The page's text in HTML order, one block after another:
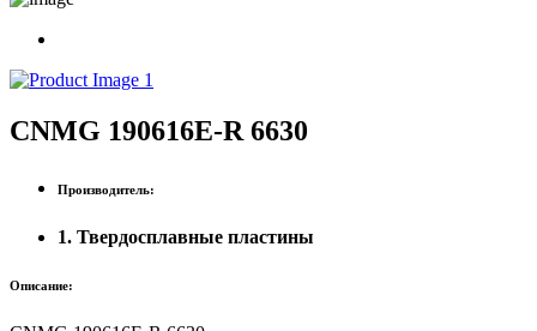
CNMG 190616E-R 6630
Производитель:
1. Твердосплавные пластины
Описание: